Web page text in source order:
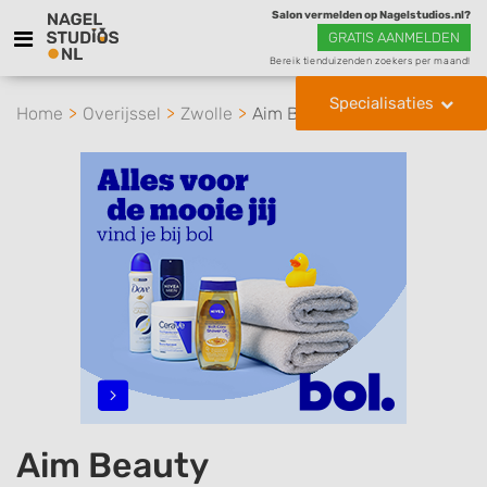
Salon vermelden op Nagelstudios.nl?
GRATIS AANMELDEN
Bereik tienduizenden zoekers per maand!
Specialisaties
Home Overijssel Zwolle Aim Beauty
Aim Beauty